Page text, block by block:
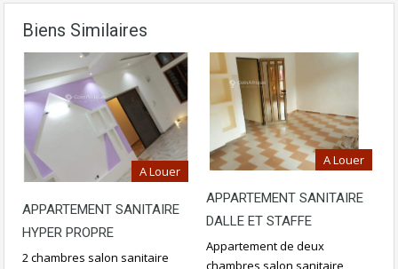
Biens Similaires
A Louer
APPARTEMENT SANITAIRE
HYPER PROPRE
2 chambres salon sanitaire
A Louer
APPARTEMENT SANITAIRE
DALLE ET STAFFE
Appartement de deux
chambres salon sanitaire